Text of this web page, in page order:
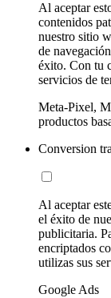
Al aceptar
contenidos
nuestro sitio
de
éxito. Con tu
servicios de
Meta-Pixel,
productos
Conversion
Al aceptar
el éxito de
publicitaria.
encriptados
utilizas sus
Google Ads